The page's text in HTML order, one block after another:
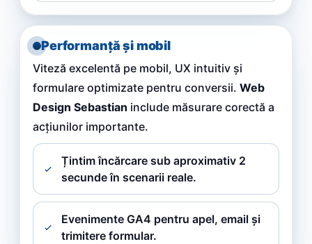
Performanță și mobil
Viteză excelentă pe mobil, UX intuitiv și
formulare optimizate pentru conversii. Web
Design Sebastian include măsurare corectă a
acțiunilor importante.
Țintim încărcare sub aproximativ 2
secunde în scenarii reale.
Evenimente GA4 pentru apel, email și
trimitere formular.